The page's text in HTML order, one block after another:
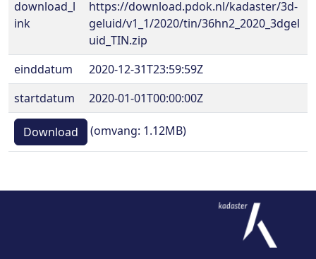
download_l
ink
https://download.pdok.nl/kadaster/3d-
geluid/v1_1/2020/tin/36hn2_2020_3dgel
uid_TIN.zip
einddatum
2020-12-31T23:59:59Z
startdatum
2020-01-01T00:00:00Z
Download (omvang: 1.12MB)